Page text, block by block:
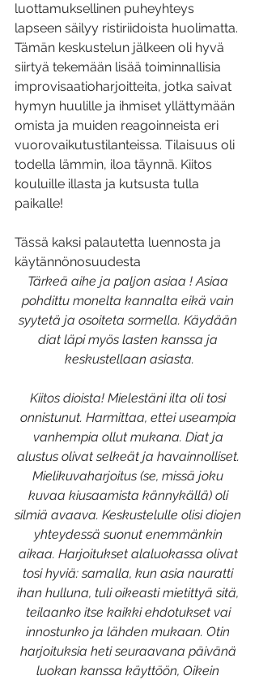
luottamuksellinen puheyhteys
lapseen säilyy ristiriidoista huolimatta.
Tämän keskustelun jälkeen oli hyvä
siirtyä tekemään lisää toiminnallisia
improvisaatioharjoitteita, jotka saivat
hymyn huulille ja ihmiset yllättymään
omista ja muiden reagoinneista eri
vuorovaikutustilanteissa. Tilaisuus oli
todella lämmin, iloa täynnä. Kiitos
kouluille illasta ja kutsusta tulla
paikalle!
Tässä kaksi palautetta luennosta ja
käytännönosuudesta
Tärkeä aihe ja paljon asiaa ! Asiaa
pohdittu monelta kannalta eikä vain
syytetä ja osoiteta sormella. Käydään
diat läpi myös lasten kanssa ja
keskustellaan asiasta.
Kiitos dioista! Mielestäni ilta oli tosi
onnistunut. Harmittaa, ettei useampia
vanhempia ollut mukana. Diat ja
alustus olivat selkeät ja havainnolliset.
Mielikuvaharjoitus (se, missä joku
kuvaa kiusaamista kännykällä) oli
silmiä avaava. Keskustelulle olisi diojen
yhteydessä suonut enemmänkin
aikaa. Harjoitukset alaluokassa olivat
tosi hyviä: samalla, kun asia nauratti
ihan hulluna, tuli oikeasti mietittyä sitä,
teilaanko itse kaikki ehdotukset vai
innostunko ja lähden mukaan. Otin
harjoituksia heti seuraavana päivänä
luokan kanssa käyttöön, Oikein